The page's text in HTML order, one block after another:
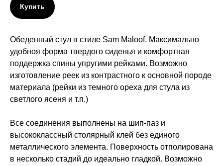
Купить
Обеденный стул в стиле Sam Maloof. Максимально
удобноя форма твердого сиденья и комфортная
поддержка спины упругими рейками. Возможно
изготовление реек из контрастного к основной породе
материала (рейки из темного ореха для стула из
светлого ясеня и т.п.)
Все соединения выполнены на шип-паз и
высококлассный столярный клей без единого
металлического элемента. Поверхность отполирована
в несколько стадий до идеально гладкой. Возможно